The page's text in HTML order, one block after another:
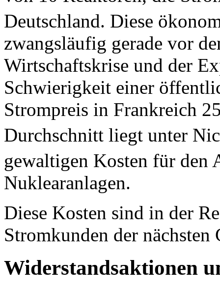
Deutschland. Diese
zwangsläufig gerade vor
Wirtschaftskrise und der
Schwierigkeit einer
Strompreis in Frankreich
Durchschnitt liegt unter
gewaltigen Kosten für den
Nuklearanlagen.
Diese Kosten sind in der
Stromkunden der nächsten
Widerstandsaktionen